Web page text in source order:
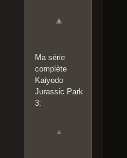
Ma série
complète
Kaiyodo
Jurassic Park
3: